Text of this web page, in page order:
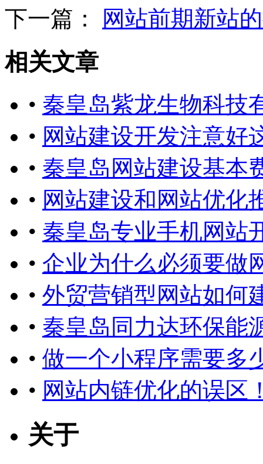
下一篇：
网站前期新站
相关文章
• 秦皇岛紫龙生物科技
• 网站建设开发注意好
• 秦皇岛网站建设基本
• 网站建设和网站优化
• 秦皇岛专业手机网站
• 企业为什么必须要做
• 外贸营销型网站如何
• 秦皇岛同力达环保能
• 做一个小程序需要多
• 网站内链优化的误区
关于